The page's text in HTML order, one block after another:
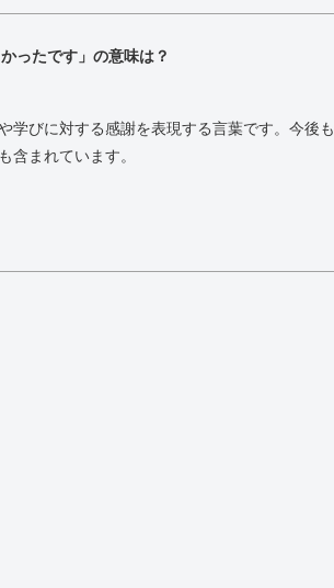
ったです」の意味は？
学びに対する感謝を表現する言葉です。今後も
含まれています。